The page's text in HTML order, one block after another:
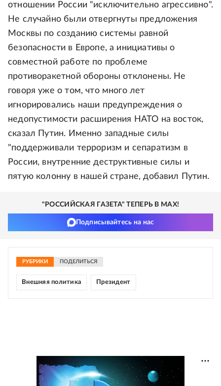
отношении России "исключительно агрессивно".
Не случайно были отвергнуты предложения
Москвы по созданию системы равной
безопасности в Европе, а инициативы о
совместной работе по проблеме
противоракетной обороны отклонены. Не
говоря уже о том, что много лет
игнорировались наши предупреждения о
недопустимости расширения НАТО на восток,
сказал Путин. Именно западные силы
"поддерживали терроризм и сепаратизм в
России, внутренние деструктивные силы и
пятую колонну в нашей стране, добавил Путин.
"РОССИЙСКАЯ ГАЗЕТА" ТЕПЕРЬ В MAX!
Подписывайтесь на нас
РУБРИКИ ПОДЕЛИТЬСЯ
Внешняя политика Президент